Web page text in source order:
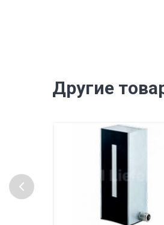
Другие